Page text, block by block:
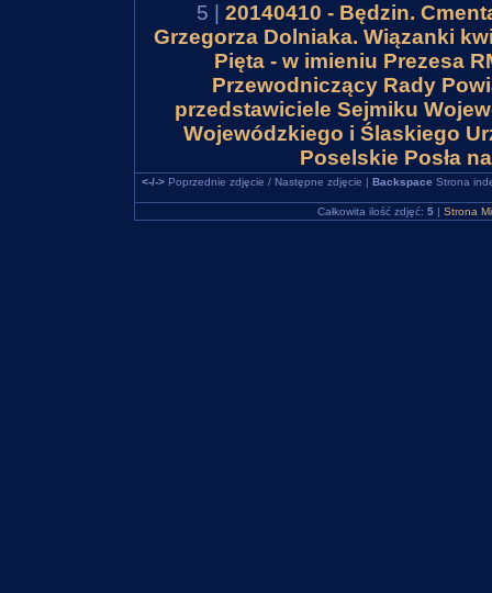
5 | 20140410 - Będzin.
Grzegorza Dolniaka. Wiązanki
Pięta - w imieniu Prezesa
Przewodniczący Rady
przedstawiciele Sejmiku
Wojewódzkiego i Ślaskiego
Poselskie Posła
<-/->Poprzednie zdjęcie / Następne zdjęcie | Backspace Strona
Całkowita ilość zdjęć: 5 | Strona